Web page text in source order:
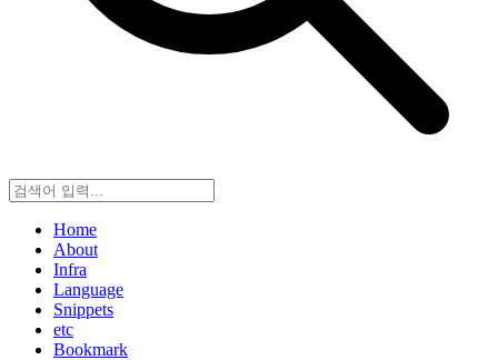
Home
About
Infra
Language
Snippets
etc
Bookmark